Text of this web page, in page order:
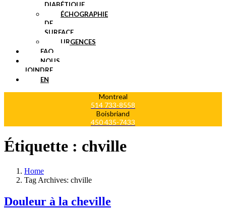
DIABÉTIQUE
ÉCHOGRAPHIE
DE
SURFACE
URGENCES
FAQ
NOUS
JOINDRE
EN
Montreal
514 733-8558
Boisbriand
450 435-7433
Étiquette : chville
Home
Tag Archives: chville
Douleur à la cheville